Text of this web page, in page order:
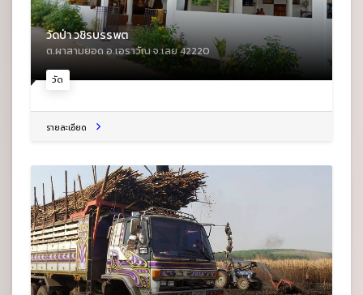
วัด
วัดป่า วชิรบรรพต
ต.ผาสามยอด อ.เอราวัณ จ.เลย 42220
รายละเอียด